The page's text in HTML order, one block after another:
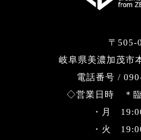
〒505-
岐阜県美濃加茂市
電話番号 /
◇営業日時 ＊臨
・月
・火